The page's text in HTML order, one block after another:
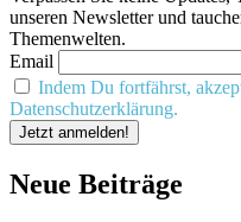
Blau
für
Garten!
unseren Newsletter und
Themenwelten.
Email
Indem Du fortfährst,
Datenschutzerklärung.
Neue Beiträge